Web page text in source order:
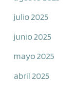
julio 2025
junio 2025
mayo 2025
abril 2025